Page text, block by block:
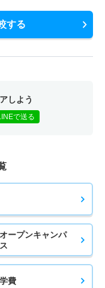
する
しよう
で送る
オープンキャンパ
ス
学費